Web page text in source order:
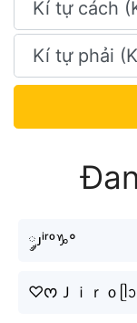
༘ᴊⁱʳᵒ♑︎°
♡ᰔＪｉｒｏᥫᩣ